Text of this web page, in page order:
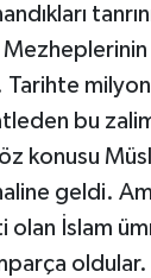
Tarihte
bu
konusu
geldi.
olan İslam